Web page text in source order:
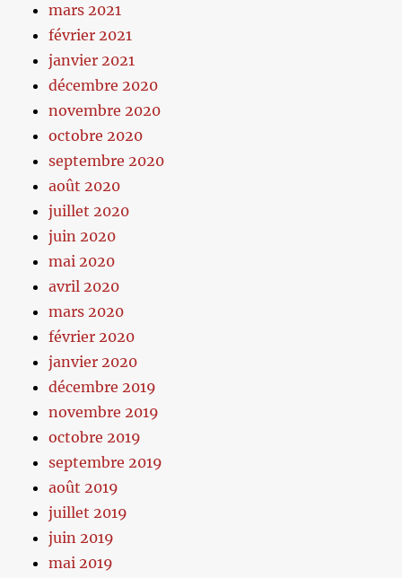
mars 2021
février 2021
janvier 2021
décembre 2020
novembre 2020
octobre 2020
septembre 2020
août 2020
juillet 2020
juin 2020
mai 2020
avril 2020
mars 2020
février 2020
janvier 2020
décembre 2019
novembre 2019
octobre 2019
septembre 2019
août 2019
juillet 2019
juin 2019
mai 2019